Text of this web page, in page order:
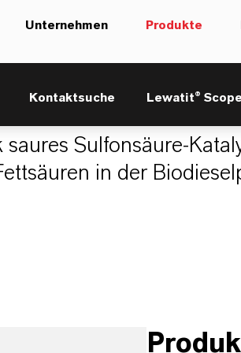
Unternehmen Produkte
Kontaktsuche Lewatit®
GF 101
saures Sulfonsäure-
in der